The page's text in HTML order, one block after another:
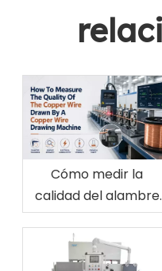
Cómo medir la
calidad del alambre
de cobre trefilado
una máquina
trefiladora de